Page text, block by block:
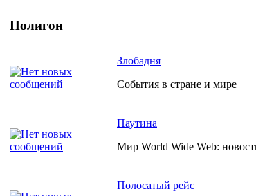
Полигон
Злобадня
События в стране и мире
Паутина
Мир World Wide Web:
Полосатый рейс